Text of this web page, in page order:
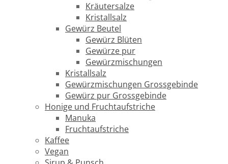
Kräutersalze
Kristallsalz
Gewürz Beutel
Gewürz Blüten
Gewürze pur
Gewürzmischungen
Kristallsalz
Gewürzmischungen Grossgebinde
Gewürz pur Grossgebinde
Honige und Fruchtaufstriche
Manuka
Fruchtaufstriche
Kaffee
Vegan